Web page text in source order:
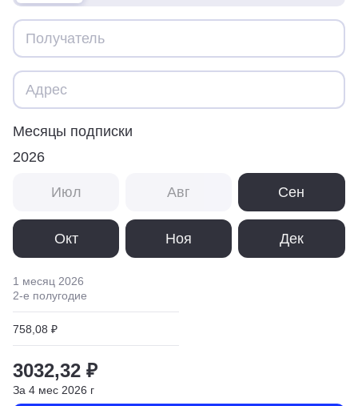
Месяцы подписки
2026
Июл Авг Сен
Окт Ноя Дек
1 месяц 2026
2-е полугодие
758,08 ₽
3032,32 ₽
За 4 мес 2026 г